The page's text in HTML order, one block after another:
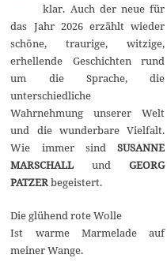
klar. Auch der neue für
das Jahr 2026 erzählt wieder
schöne, traurige, witzige,
erhellende Geschichten rund
um die Sprache, die
unterschiedliche
Wahrnehmung unserer Welt
und die wunderbare Vielfalt.
Wie immer sindSUSANNE
MARSCHALLundGEORG
PATZERbegeistert.
Die glühend rote Wolle
Ist warme Marmelade auf
meiner Wange.